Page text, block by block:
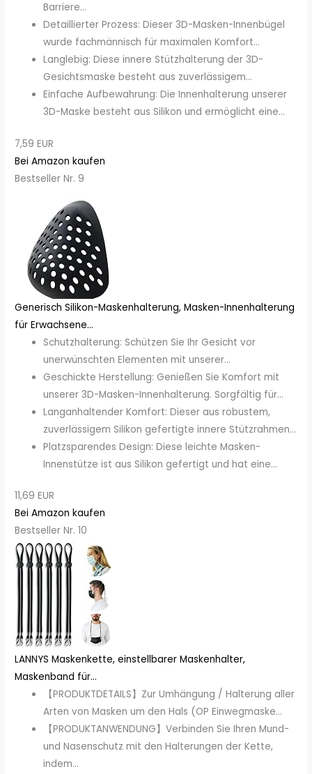
Barriere...
Detaillierter Prozess: Dieser 3D-Masken-Innenbügel
wurde fachmännisch für maximalen Komfort...
Langlebig: Diese innere Stützhalterung der 3D-
Gesichtsmaske besteht aus zuverlässigem...
Einfache Aufbewahrung: Die Innenhalterung unserer
3D-Maske besteht aus Silikon und ermöglicht eine...
7,59 EUR
Bei Amazon kaufen
Bestseller Nr. 9
Generisch Silikon-Maskenhalterung, Masken-Innenhalterung
für Erwachsene...
Schutzhalterung: Schützen Sie Ihr Gesicht vor
unerwünschten Elementen mit unserer...
Geschickte Herstellung: Genießen Sie Komfort mit
unserer 3D-Masken-Innenhalterung. Sorgfältig für...
Langanhaltender Komfort: Dieser aus robustem,
zuverlässigem Silikon gefertigte innere Stützrahmen...
Platzsparendes Design: Diese leichte Masken-
Innenstütze ist aus Silikon gefertigt und hat eine...
11,69 EUR
Bei Amazon kaufen
Bestseller Nr. 10
LANNYS Maskenkette, einstellbarer Maskenhalter,
Maskenband für...
【PRODUKTDETAILS】Zur Umhängung / Halterung aller
Arten von Masken um den Hals (OP Einwegmaske...
【PRODUKTANWENDUNG】Verbinden Sie Ihren Mund-
und Nasenschutz mit den Halterungen der Kette,
indem...